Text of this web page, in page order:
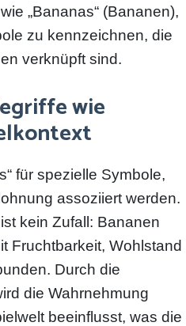
„Bananas“ (Bananen),
zu kennzeichnen, die
verknüpft sind.
wie
für spezielle Symbole,
assoziiert werden.
kein Zufall: Bananen
Fruchtbarkeit, Wohlstand
Durch die
die Wahrnehmung
beeinflusst, was die